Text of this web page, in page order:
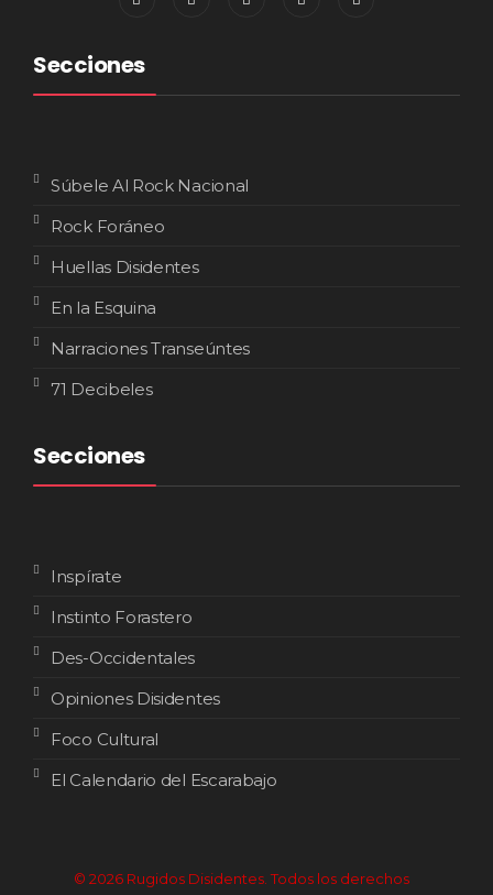
Secciones
Súbele Al Rock Nacional
Rock Foráneo
Huellas Disidentes
En la Esquina
Narraciones Transeúntes
71 Decibeles
Secciones
Inspírate
Instinto Forastero
Des-Occidentales
Opiniones Disidentes
Foco Cultural
El Calendario del Escarabajo
© 2026 Rugidos Disidentes. Todos los derechos